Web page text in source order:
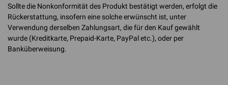
Sollte die Nonkonformität des Produkt bestätigt werden, erfolgt die
Rückerstattung, insofern eine solche erwünscht ist, unter
Verwendung derselben Zahlungsart, die für den Kauf gewählt
wurde (Kreditkarte, Prepaid-Karte, PayPal etc.), oder per
Banküberweisung.